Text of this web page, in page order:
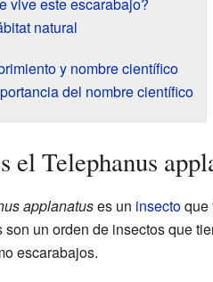
natural
y nombre científico
del nombre científico
el Telephanus
applanatuses un insectoque
son un orden de insectos que
escarabajos.